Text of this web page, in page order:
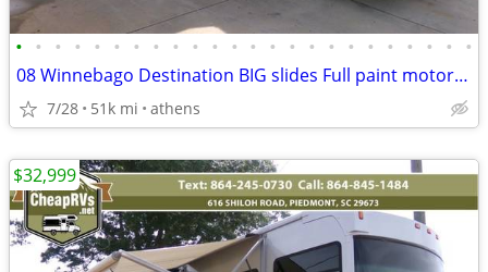
• • • • • • • • • • • • • • • • • • • • • • • •
08 Winnebago Destination BIG slides Full paint motorhome 340hp diesel
7/28 51k mi athens
$32,999